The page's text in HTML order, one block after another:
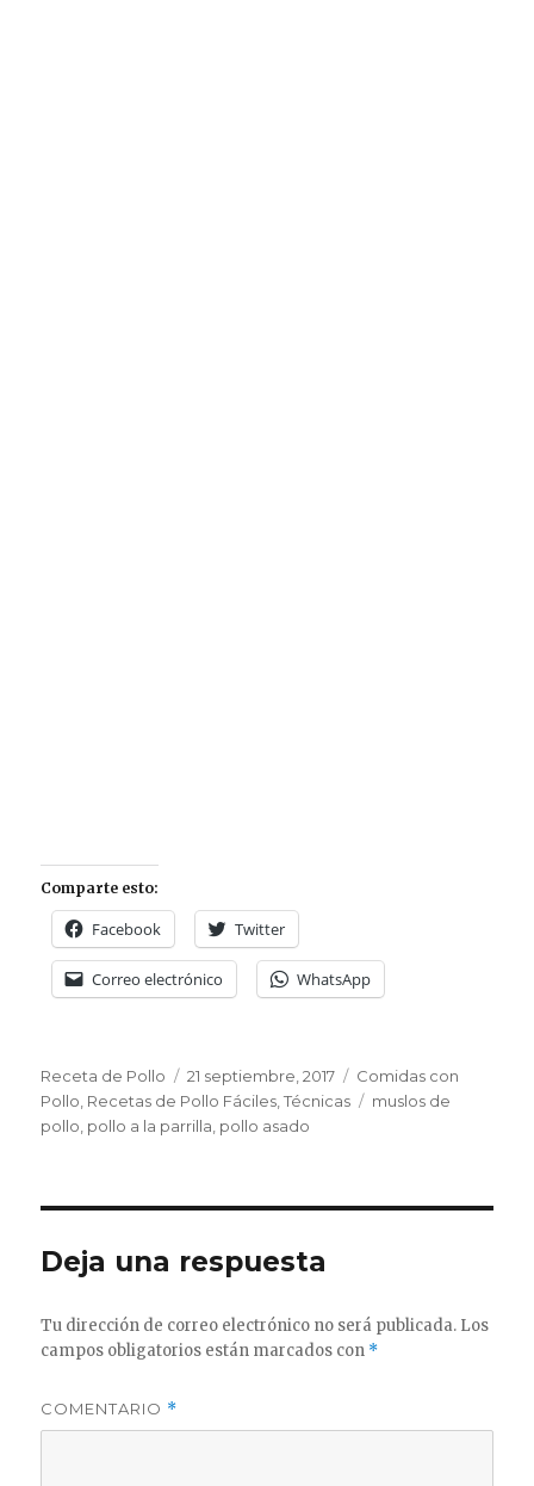
Comparte esto:
Facebook Twitter
Correo electrónico WhatsApp
Autor
Receta de Pollo
Publicado
el
21 septiembre, 2017 Categorías
Comidas con
Pollo Recetas de Pollo Fáciles ,Técnicas Etiquetas
muslos de
pollo pollo a la parrilla pollo asado
Deja una respuesta
Tu dirección de correo electrónico no será publicada. Los
campos obligatorios están marcados con *
COMENTARIO *